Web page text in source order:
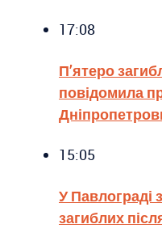
17:08
П’ятеро
повідомила
15:05
У Павлограді
загиблих